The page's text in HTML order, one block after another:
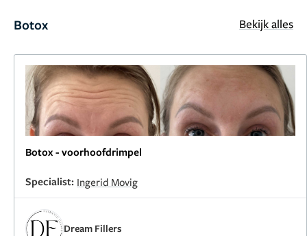
Botox Bekijk alles
Botox - voorhoofdrimpel
Specialist: Ingerid Movig
Dream Fillers